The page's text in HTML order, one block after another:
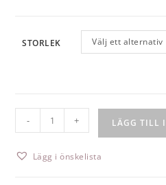
STORLEK Välj ett alternativ
- + LÄGG TILL
Lägg i önskelista